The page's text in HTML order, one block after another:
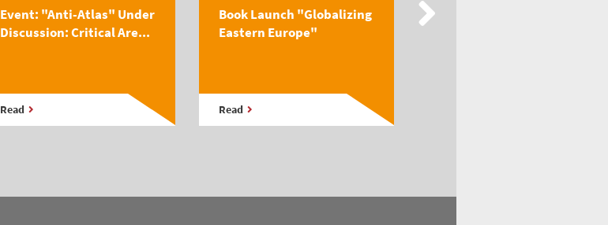
Event: "Anti-Atlas" Under
Discussion: Critical Are...
Read
Book Launch "Globalizing
Eastern Europe"
Read